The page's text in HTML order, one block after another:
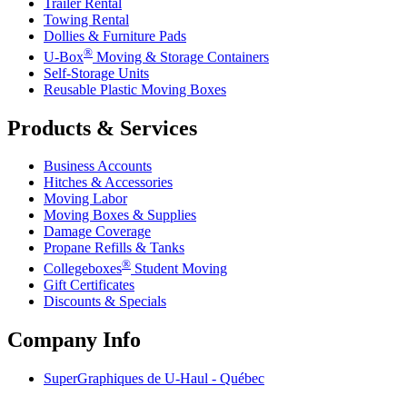
Trailer Rental
Towing Rental
Dollies & Furniture Pads
U-Box® Moving & Storage Containers
Self-Storage Units
Reusable Plastic Moving Boxes
Products & Services
Business Accounts
Hitches & Accessories
Moving Labor
Moving Boxes & Supplies
Damage Coverage
Propane Refills & Tanks
Collegeboxes® Student Moving
Gift Certificates
Discounts & Specials
Company Info
SuperGraphiques de U-Haul - Québec